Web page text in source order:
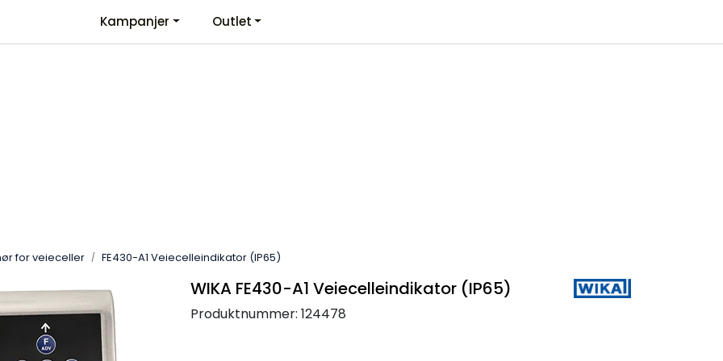
KontaktinformasjonKampanjer Outlet
for veieceller FE430-A1 Veiecelleindikator (IP65)
WIKA FE430-A1 Veiecelleindikator (IP65)
Produktnummer: 124478